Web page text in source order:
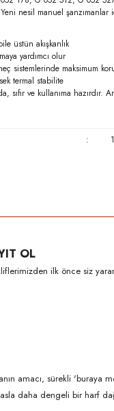
Yeni nesil manuel şanzımanlar
üstün akışkanlık
yardımcı olur
sistemlerinde maksimum
termal stabilite
sıfır ve kullanıma hazırdır.
:
eksik bilgiler bulunuyor.
bulunuyor.
OL
ilk önce siz
amacı, sürekli 'buraya
daha dengeli bir harf